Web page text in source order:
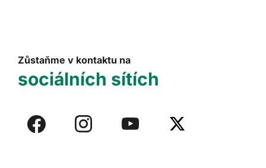
Zůstaňme v kontaktu na
sociálních sítích